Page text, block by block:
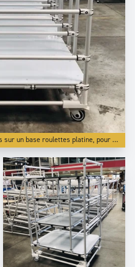
roulettes platine, pour davantage de fiabilité.